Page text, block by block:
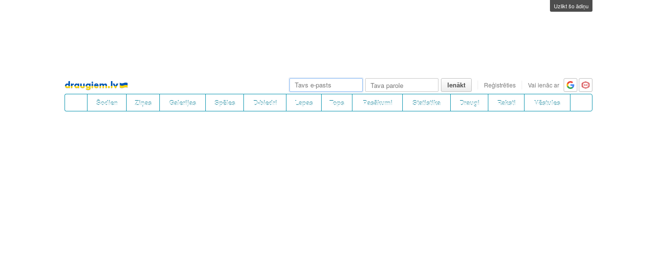
Uzlikt šo ādiņu
Pāriet
uz
saturu
Ienākt Reģistrēties Vai ienāc ar
Šodien Ziņas Galerijas Spēles D-biedri Lapas Tops Pasākumi Statistika Draugi Raksti Vēstules